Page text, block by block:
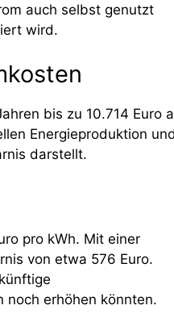
auch selbst genutzt
wird.
bis zu 10.714 Euro
Energieproduktion und
darstellt.
pro kWh. Mit einer
von etwa 576 Euro.
noch erhöhen könnten.